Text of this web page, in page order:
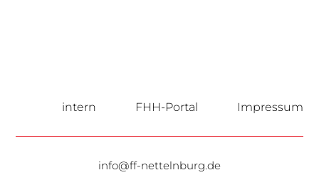
intern FHH-Portal Impressum
info@ff-nettelnburg.de